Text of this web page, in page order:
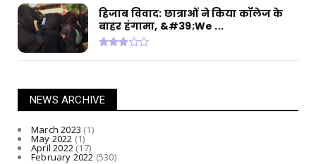
हिजाब विवाद: छात्राओं ने किया कॉलेज के
बाहर हंगामा, &#39;We ...
NEWS ARCHIVE
March 2023 (1)
May 2022 (1)
April 2022 (17)
February 2022 (530)